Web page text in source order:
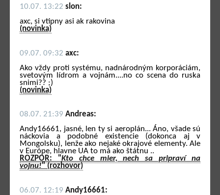
10.07. 13:22 slon:
axc, si vtipny asi ak rakovina
(novinka)
09.07. 09:32 axc:
Ako vždy proti systému, nadnárodným korporáciám,
svetovým lídrom a vojnám....no co scena do ruska
snimi?? ;)
(novinka)
08.07. 21:39 Andreas:
Andy16661, jasné, len ty si aeroplán... Áno, všade sú
náckovia a podobné existencie (dokonca aj v
Mongolsku), lenže ako nejaké okrajové elementy. Ale
v Európe, hlavne UA to má ako štátnu ..
ROZPOR: "Kto chce mier, nech sa pripraví na
vojnu!" (rozhovor)
06.07. 12:19 Andy16661: